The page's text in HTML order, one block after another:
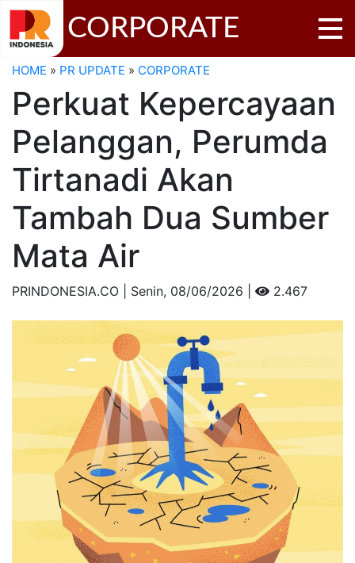
CORPORATE
HOME » PR UPDATE » CORPORATE
Perkuat Kepercayaan
Pelanggan, Perumda
Tirtanadi Akan
Tambah Dua Sumber
Mata Air
PRINDONESIA.CO | Senin, 08/06/2026 | 2.467